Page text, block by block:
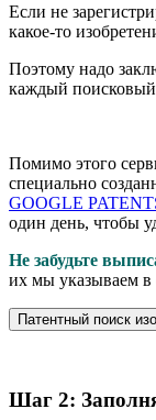
Если не
какое-то
Поэтому надо
каждый поисковый
Помимо этого
специально
GOOGLE
один день, чтобы
Не забудьте
их мы указываем в
Патентный поиск
Шаг 2: